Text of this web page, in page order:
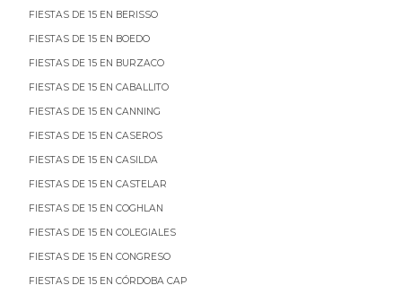
FIESTAS DE 15 EN BERISSO
FIESTAS DE 15 EN BOEDO
FIESTAS DE 15 EN BURZACO
FIESTAS DE 15 EN CABALLITO
FIESTAS DE 15 EN CANNING
FIESTAS DE 15 EN CASEROS
FIESTAS DE 15 EN CASILDA
FIESTAS DE 15 EN CASTELAR
FIESTAS DE 15 EN COGHLAN
FIESTAS DE 15 EN COLEGIALES
FIESTAS DE 15 EN CONGRESO
FIESTAS DE 15 EN CÓRDOBA CAP